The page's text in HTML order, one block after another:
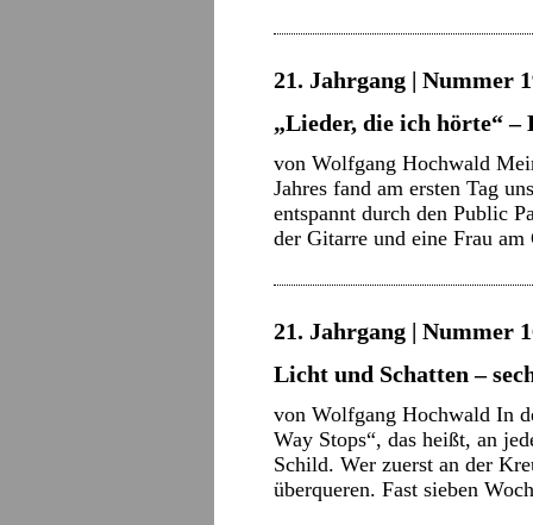
21. Jahrgang | Nummer
„Lieder, die ich hörte“ –
von Wolfgang Hochwald
Jahres fand am ersten Tag
entspannt durch den Public
der Gitarre und eine Frau
21. Jahrgang | Nummer
Licht und Schatten –
von Wolfgang Hochwald In
Way Stops“, das heißt, an
Schild. Wer zuerst an der
überqueren. Fast sieben